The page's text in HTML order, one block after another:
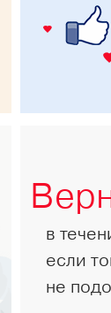
в
если
не